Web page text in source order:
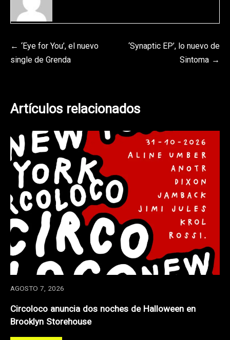
Navegación
de
‘Eye for You’, el nuevo
single de Grenda
‘Synaptic EP’, lo nuevo de
Sintoma
Artículos relacionados
AGOSTO 7, 2026
Circoloco anuncia dos noches de Halloween en
Brooklyn Storehouse